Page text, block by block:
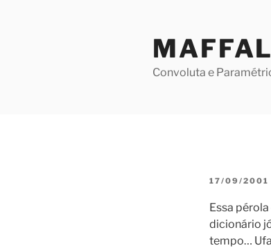
Convoluta e
POSTED
17/09/2001
Essa
dicionário
tempo…